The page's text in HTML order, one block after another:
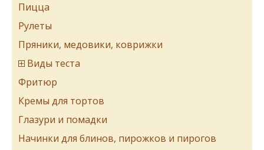
Пицца
Рулеты
Пряники, медовики, коврижки
Виды теста
Фритюр
Кремы для тортов
Глазури и помадки
Начинки для блинов, пирожков и пирогов